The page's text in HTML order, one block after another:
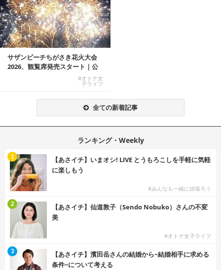
サザンビーチちがさき花火大会
2026、観覧席発売スタート｜公
#オトナ女
子ライフ
全ての新着記事
ランキング・Weekly
【あさイチ】いまオシ! LIVE とうもろこしを手軽に気軽
に楽しもう
#みんなも一緒に頑張ろう
1
【あさイチ】仙道敦子（Sendo Nobuko）さんの不変
美
#オトナ女子ライフ
2
【あさイチ】濱田岳さんの結婚から~結婚相手に求める
条件~について考える
3